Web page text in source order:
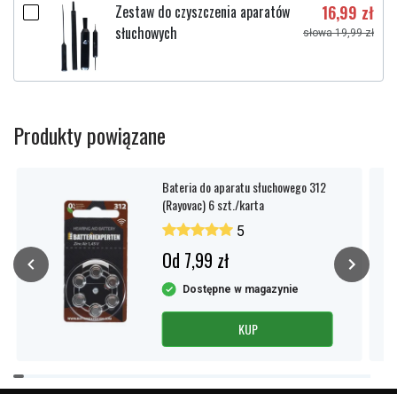
Zestaw do czyszczenia aparatów
słuchowych
16,99 zł
słowa 19,99 zł
Produkty powiązane
Bateria do aparatu słuchowego 312
(Rayovac) 6 szt./karta
5
Od 7,99 zł
Dostępne w magazynie
KUP
Item